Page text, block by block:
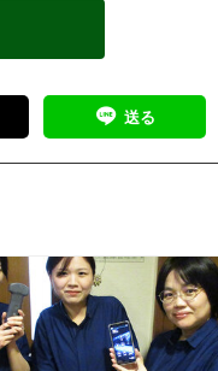
送る